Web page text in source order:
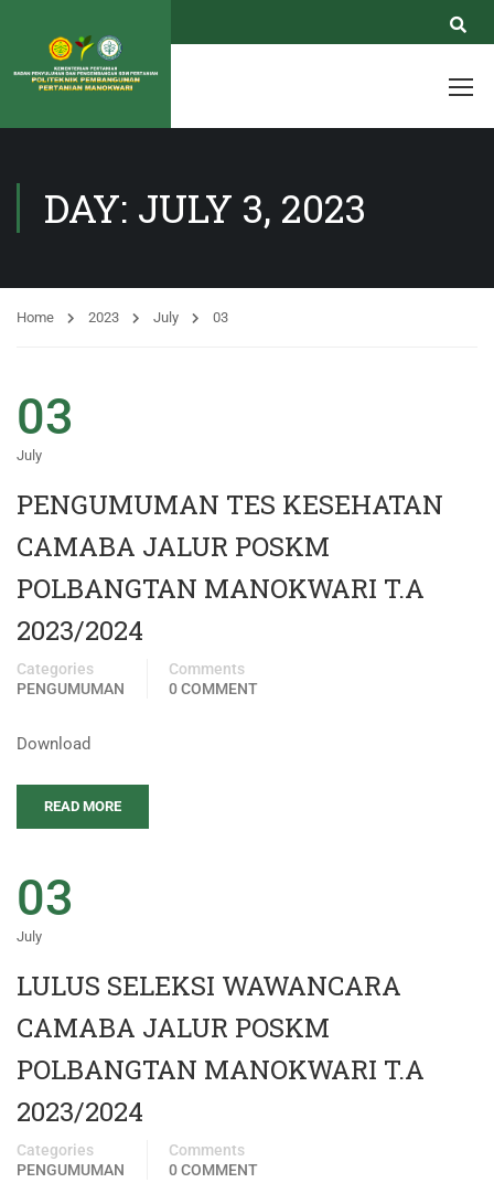
DAY: JULY 3, 2023
Home 2023 July 03
03
July
PENGUMUMAN TES KESEHATAN
CAMABA JALUR POSKM
POLBANGTAN MANOKWARI T.A
2023/2024
Categories
PENGUMUMAN
Comments
0 COMMENT
Download
READ MORE
03
July
LULUS SELEKSI WAWANCARA
CAMABA JALUR POSKM
POLBANGTAN MANOKWARI T.A
2023/2024
Categories
PENGUMUMAN
Comments
0 COMMENT